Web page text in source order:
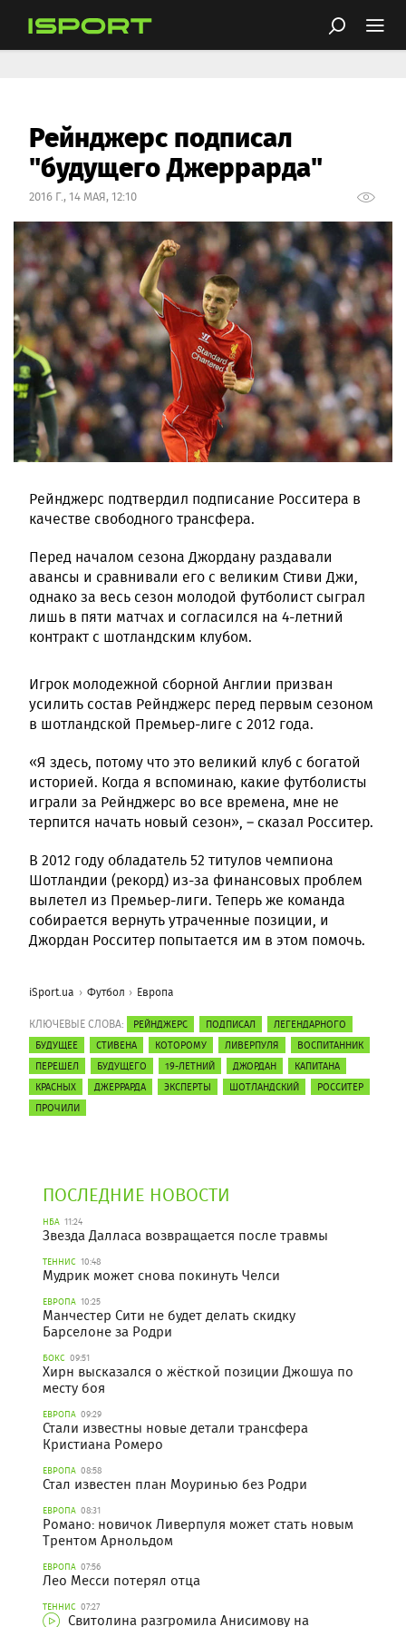
Рейнджерс подписал
"будущего Джеррарда"
2016 Г., 14 МАЯ, 12:10
Рейнджерс подтвердил подписание Росситера в
качестве свободного трансфера.
Перед началом сезона Джордану раздавали
авансы и сравнивали его с великим Стиви Джи,
однако за весь сезон молодой футболист сыграл
лишь в пяти матчах и согласился на 4-летний
контракт с шотландским клубом.
Игрок молодежной сборной Англии призван
усилить состав Рейнджерс перед первым сезоном
в шотландской Премьер-лиге с 2012 года.
«Я здесь, потому что это великий клуб с богатой
историей. Когда я вспоминаю, какие футболисты
играли за Рейнджерс во все времена, мне не
терпится начать новый сезон», – сказал Росситер.
В 2012 году обладатель 52 титулов чемпиона
Шотландии (рекорд) из-за финансовых проблем
вылетел из Премьер-лиги. Теперь же команда
собирается вернуть утраченные позиции, и
Джордан Росситер попытается им в этом помочь.
iSport.ua Футбол Европа
КЛЮЧЕВЫЕ СЛОВА: РЕЙНДЖЕРС ПОДПИСАЛ
ЛЕГЕНДАРНОГО
БУДУЩЕЕ
СТИВЕНА КОТОРОМУ ЛИВЕРПУЛЯ
ВОСПИТАННИК
ПЕРЕШЕЛ
БУДУЩЕГО 19-ЛЕТНИЙ ДЖОРДАН
КАПИТАНА
КРАСНЫХ
ДЖЕРРАРДА ЭКСПЕРТЫ ШОТЛАНДСКИЙ
РОССИТЕР
ПРОЧИЛИ
ПОСЛЕДНИЕ НОВОСТИ
НБА 11:24
Звезда Далласа возвращается после травмы
ТЕННИС 10:48
Мудрик может снова покинуть Челси
ЕВРОПА 10:25
Манчестер Сити не будет делать скидку
Барселоне за Родри
БОКС 09:51
Хирн высказался о жёсткой позиции Джошуа по
месту боя
ЕВРОПА 09:29
Стали известны новые детали трансфера
Кристиана Ромеро
ЕВРОПА 08:58
Стал известен план Моуринью без Родри
ЕВРОПА 08:31
Романо: новичок Ливерпуля может стать новым
Трентом Арнольдом
ЕВРОПА 07:56
Лео Месси потерял отца
ТЕННИС 07:27
Свитолина разгромила Анисимову на